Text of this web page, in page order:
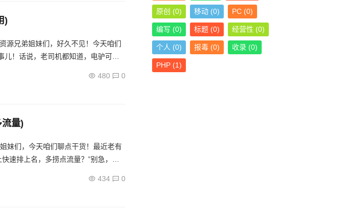
)
源兄弟姐妹们，好久不见！今天咱们
！话说，老司机都知道，电驴可是
得如何使用“秘籍”——也就是关键词...
480 0
量)
妹们，今天咱们聊点干货！最近老有
速排上名，多捞点流量？”别急，今
神马”一下，让它在搜索结果里“...
434 0
原创 (0) 移动 (0) PC (0)
编写 (0) 标题 (0) 经营性 (0)
个人 (0) 报毒 (0) 收录 (0)
PHP (1)